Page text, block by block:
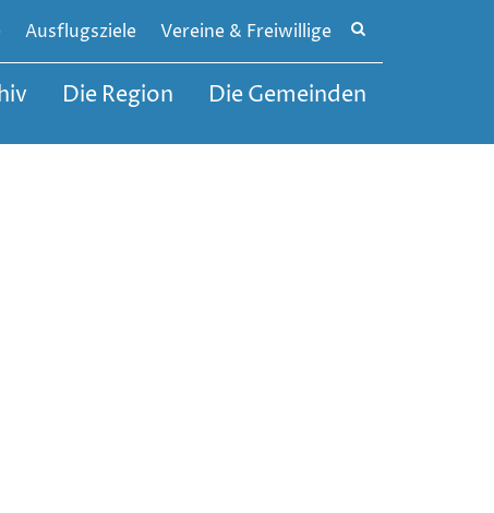
Ausflugsziele Vereine & Freiwillige
Site
toggle
Die Region Die Gemeinden